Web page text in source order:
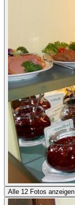
Alle 12 Fotos anzeigen